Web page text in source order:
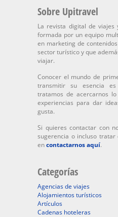
Sobre Upitravel
La revista digital de
formada por un equipo
en marketing de
sector turístico y que
viajar.
Conocer el mundo de
transmitir su esencia
tratamos de acercarnos
experiencias para dar
gusta.
Si quieres contactar con
sugerencia o incluso tratar
encontactarnos aquí.
Categorías
Agencias de viajes
Alojamientos turísticos
Artículos
Cadenas hoteleras